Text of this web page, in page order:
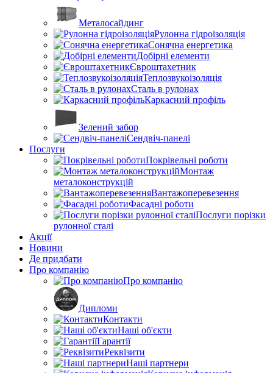
Металосайдинг
Рулонна гідроізоляція
Сонячна енергетика
Добірні елементи
Євроштахетник
Теплозвукоізоляція
Сталь в рулонах
Каркасний профіль
Зелений забор
Сендвіч-панелі
Послуги
Покрівельні роботи
Монтаж
металоконструкцій
Вантажоперевезення
Фасадні роботи
Послуги порізки
рулонної сталі
Акції
Новини
Де придбати
Про компанію
Про компанію
Дипломи
Контакти
Наші об'єкти
Гарантії
Реквізити
Наші партнери